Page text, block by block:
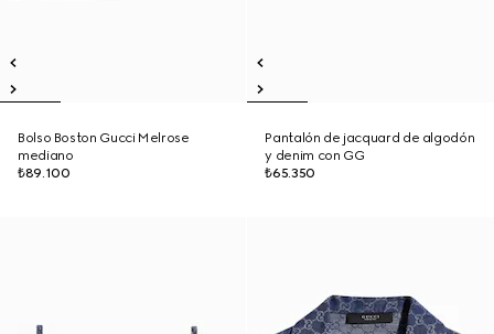
Bolso Boston Gucci Melrose
mediano
₺89.100
Pantalón de jacquard de algodón
y denim con GG
₺65.350